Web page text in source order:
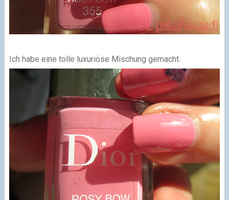
Ich habe eine tolle luxuriöse Mischung gemacht.